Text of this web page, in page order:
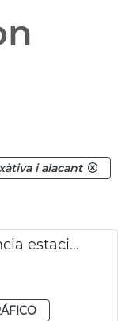
i alacant
Final abres túnel Metrovalencia estaciones de Xàtiva y Alicante